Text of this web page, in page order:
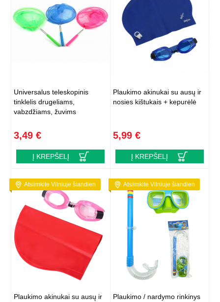
Universalus teleskopinis
tinklelis drugeliams,
vabzdžiams, žuvims
3,49 €
Į KREPŠELĮ
Plaukimo akinukai su ausų ir
nosies kištukais + kepurėlė
5,99 €
Į KREPŠELĮ
Atsiimkite Vilniuje šiandien
Plaukimo akinukai su ausų ir
Atsiimkite Vilniuje šiandien
Plaukimo / nardymo rinkinys